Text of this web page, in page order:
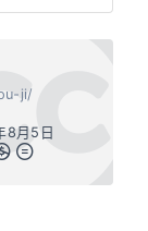
ji/
8月5日